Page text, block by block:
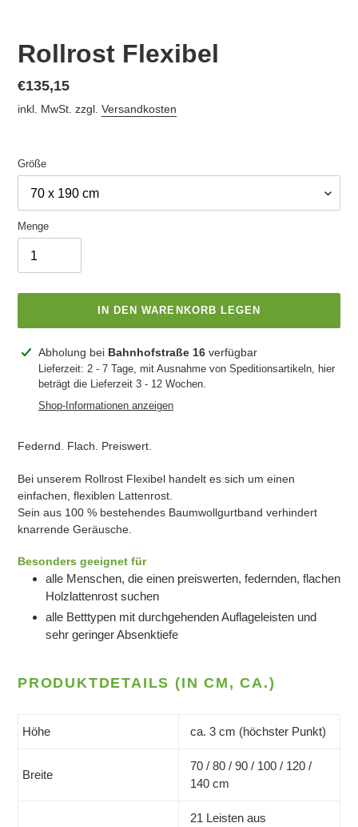
Rollrost Flexibel
Normaler
Preis
€135,15
inkl. MwSt. zzgl. Versandkosten
Größe
Menge
IN DEN WARENKORB LEGEN
Produkt
Warenkorb
Abholung bei Bahnhofstraße 16 verfügbar
Lieferzeit: 2 - 7 Tage, mit Ausnahme von Speditionsartikeln, hier
beträgt die Lieferzeit 3 - 12 Wochen.
Shop-Informationen anzeigen
Federnd. Flach. Preiswert.
Bei unserem Rollrost Flexibel handelt es sich um einen
einfachen, flexiblen Lattenrost.
Sein aus 100 % bestehendes Baumwollgurtband verhindert
knarrende Geräusche.
Besonders geeignet für
alle Menschen, die einen preiswerten, federnden, flachen
Holzlattenrost suchen
alle Betttypen mit durchgehenden Auflageleisten und
sehr geringer Absenktiefe
PRODUKTDETAILS (IN CM, CA.)
Höhe ca. 3 cm (höchster Punkt)
Breite
70 / 80 / 90 / 100 / 120 /
140 cm
21 Leisten aus